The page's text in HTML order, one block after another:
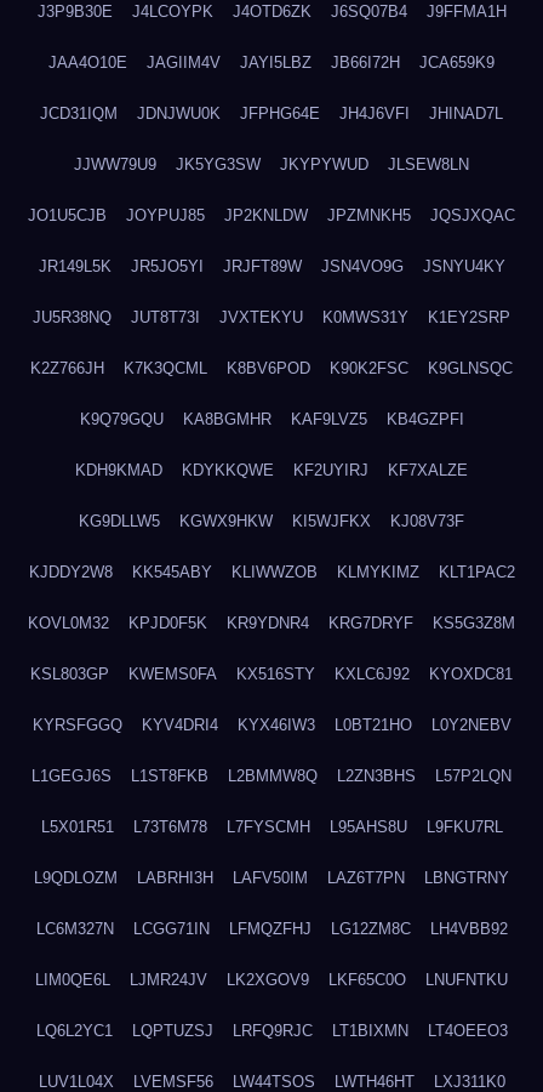
J3P9B30E J4LCOYPK J4OTD6ZK J6SQ07B4 J9FFMA1H
JAA4O10E JAGIIM4V JAYI5LBZ JB66I72H JCA659K9
JCD31IQM JDNJWU0K JFPHG64E JH4J6VFI JHINAD7L
JJWW79U9 JK5YG3SW JKYPYWUD JLSEW8LN
JO1U5CJB JOYPUJ85 JP2KNLDW JPZMNKH5 JQSJXQAC
JR149L5K JR5JO5YI JRJFT89W JSN4VO9G JSNYU4KY
JU5R38NQ JUT8T73I JVXTEKYU K0MWS31Y K1EY2SRP
K2Z766JH K7K3QCML K8BV6POD K90K2FSC K9GLNSQC
K9Q79GQU KA8BGMHR KAF9LVZ5 KB4GZPFI
KDH9KMAD KDYKKQWE KF2UYIRJ KF7XALZE
KG9DLLW5 KGWX9HKW KI5WJFKX KJ08V73F
KJDDY2W8 KK545ABY KLIWWZOB KLMYKIMZ KLT1PAC2
KOVL0M32 KPJD0F5K KR9YDNR4 KRG7DRYF KS5G3Z8M
KSL803GP KWEMS0FA KX516STY KXLC6J92 KYOXDC81
KYRSFGGQ KYV4DRI4 KYX46IW3 L0BT21HO L0Y2NEBV
L1GEGJ6S L1ST8FKB L2BMMW8Q L2ZN3BHS L57P2LQN
L5X01R51 L73T6M78 L7FYSCMH L95AHS8U L9FKU7RL
L9QDLOZM LABRHI3H LAFV50IM LAZ6T7PN LBNGTRNY
LC6M327N LCGG71IN LFMQZFHJ LG12ZM8C LH4VBB92
LIM0QE6L LJMR24JV LK2XGOV9 LKF65C0O LNUFNTKU
LQ6L2YC1 LQPTUZSJ LRFQ9RJC LT1BIXMN LT4OEEO3
LUV1L04X LVEMSF56 LW44TSOS LWTH46HT LXJ311K0